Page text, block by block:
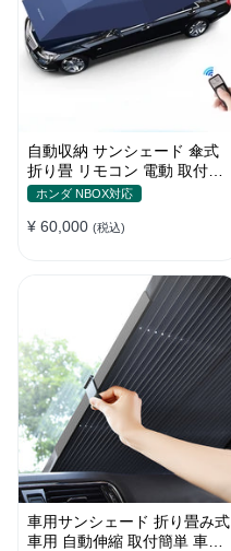
自動収納 サンシェード 傘式
折り畳 リモコン 電動 取付簡
単 汎用 防風
ホンダ NBOX対応
¥ 60,000 (税込)
車用サンシェード 折り畳み式
車用 自動伸縮 取付簡単 車中